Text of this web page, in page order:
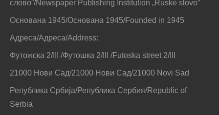
слово”/Newspaper Publishing Institution „Ruske slovo”
Основана 1945/Основана 1945/Founded in 1945
Адреса/Адреса/Address:
Футожска 2/III /Футошка 2/III /Futoska street 2/III
21000 Нови Сад/21000 Нови Сад/21000 Novi Sad
Република Србија/Република Сербия/Republic of
Serbia